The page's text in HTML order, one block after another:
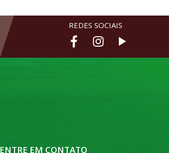
REDES SOCIAIS
ENTRE EM CONTATO